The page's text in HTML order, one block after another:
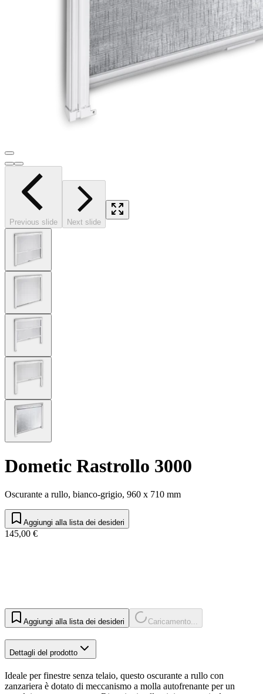
Previous slide Next slide
Dometic Rastrollo 3000
Oscurante a rullo, bianco-grigio, 960 x 710 mm
Aggiungi alla lista dei desideri
145,00 €
Aggiungi alla lista dei desideri Caricamento...
Dettagli del prodotto
Ideale per finestre senza telaio, questo oscurante a rullo con
zanzariera è dotato di meccanismo a molla autofrenante per un